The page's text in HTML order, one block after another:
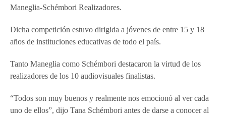
Maneglia-Schémbori Realizadores.
Dicha competición estuvo dirigida a jóvenes de entre 15 y 18
años de instituciones educativas de todo el país.
Tanto Maneglia como Schémbori destacaron la virtud de los
realizadores de los 10 audiovisuales finalistas.
“Todos son muy buenos y realmente nos emocionó al ver cada
uno de ellos”, dijo Tana Schémbori antes de darse a conocer al